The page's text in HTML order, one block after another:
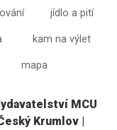
jídlo a pití
kam na výlet
mapa
MCU
Krumlov |